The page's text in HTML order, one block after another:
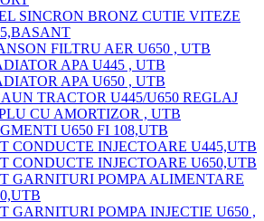
SINCRON BRONZ CUTIE VITEZE
FILTRU AER U650 , UTB
APA U445 , UTB
APA U650 , UTB
TRACTOR U445/U650 REGLAJ
CU AMORTIZOR , UTB
U650 FI 108,UTB
CONDUCTE INJECTOARE U445,UTB
CONDUCTE INJECTOARE U650,UTB
GARNITURI POMPA ALIMENTARE
GARNITURI POMPA INJECTIE U650 ,